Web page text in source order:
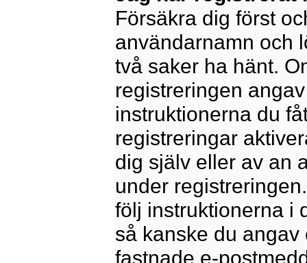
Försäkra dig först
användarnamn och
två saker ha hänt.
registreringen
instruktionerna du
registreringar
dig själv eller av an
under
följ instruktionerna i
så kanske du
fastnade e-